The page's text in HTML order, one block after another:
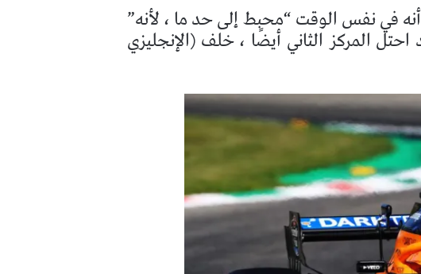
في نفس الوقت “محبط إلى حد ما ، لأنه”
المركز الثاني أيضًا ، خلف (الإنجليزي